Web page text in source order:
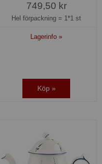
749,50 kr
Hel förpackning = 1*1 st
Lagerinfo »
Köp »